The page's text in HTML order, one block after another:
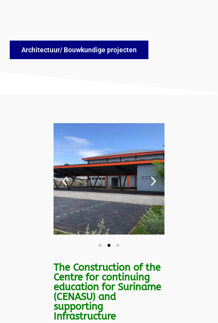
Architectuur/ Bouwkundige projecten
The Construction of the
Centre for continuing
education for Suriname
(CENASU) and
supporting
Infrastructure